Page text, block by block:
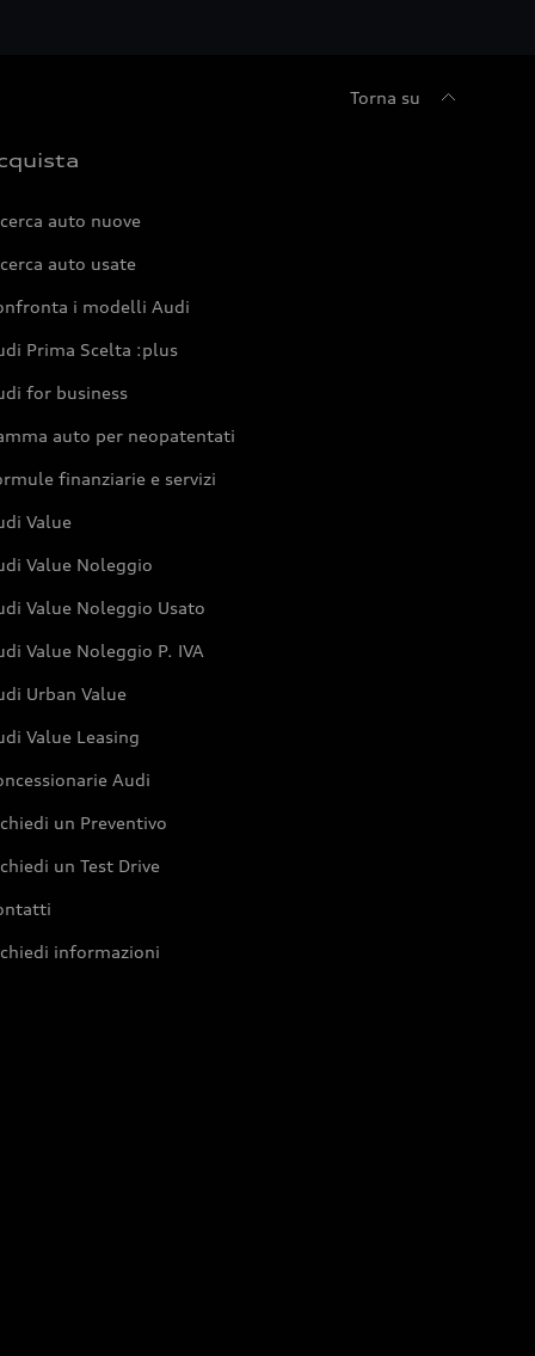
Torna su
auto nuove
auto usate
i modelli Audi
Prima Scelta :plus
for business
auto per neopatentati
finanziarie e servizi
Value
Value Noleggio
Value Noleggio Usato
Value Noleggio P. IVA
Urban Value
Value Leasing
Audi
un Preventivo
un Test Drive
informazioni